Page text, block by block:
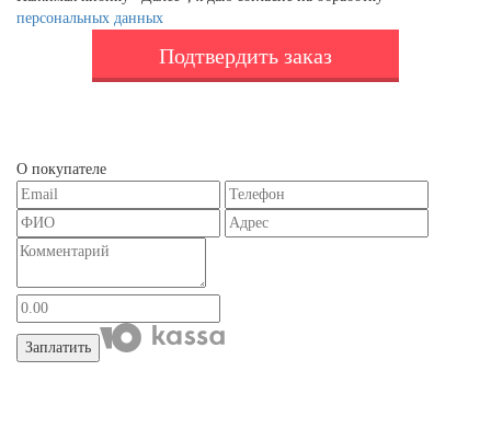
персональных данных
Подтвердить заказ
О покупателе
Заплатить